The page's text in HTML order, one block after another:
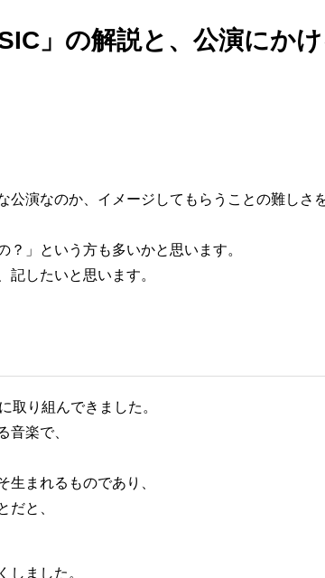
」の解説と、公演にか
公演なのか、イメージしてもらうことの難しさ
」という方も多いかと思います。
したいと思います。
取り組んできました。
音楽で、
まれるものであり、
だと、
しました。